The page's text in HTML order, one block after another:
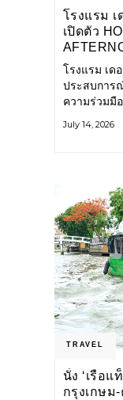
โรงแรม
เปิดตัว
หวานร่ว
โรงแรม เด
ประสบการ
ความร่วมมื
ดังจากกรุง
July 14, 2026
TRAVEL
นั่ง ‘เรือแ
กรุงเกษม